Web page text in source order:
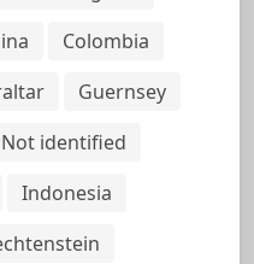
Colombia
Guernsey
identified
Indonesia